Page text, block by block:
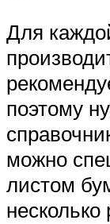
Для
поэтому
можно
листом
несколько